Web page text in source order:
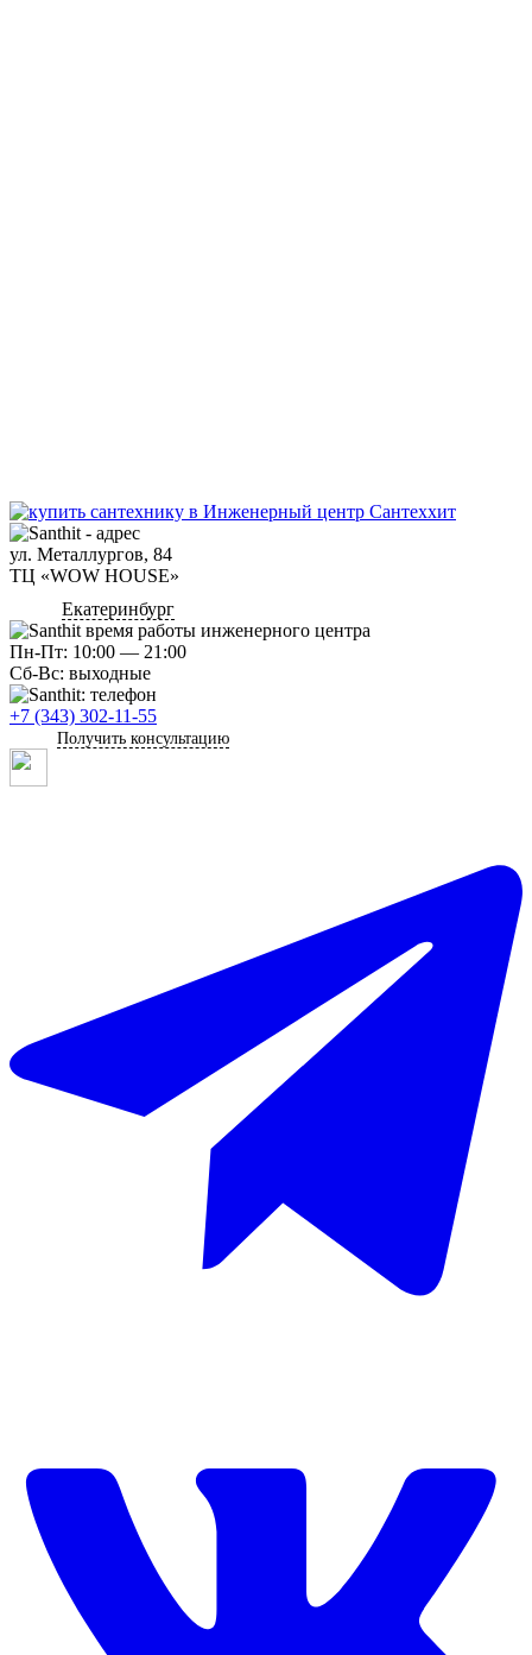
ул. Металлургов, 84
ТЦ «WOW HOUSE»
Екатеринбург
Пн-Пт: 10:00 — 21:00
Сб-Вс: выходные
+7 (343) 302-11-55
Получить консультацию